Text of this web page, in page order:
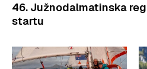
46. Južnodalmatinska
startu